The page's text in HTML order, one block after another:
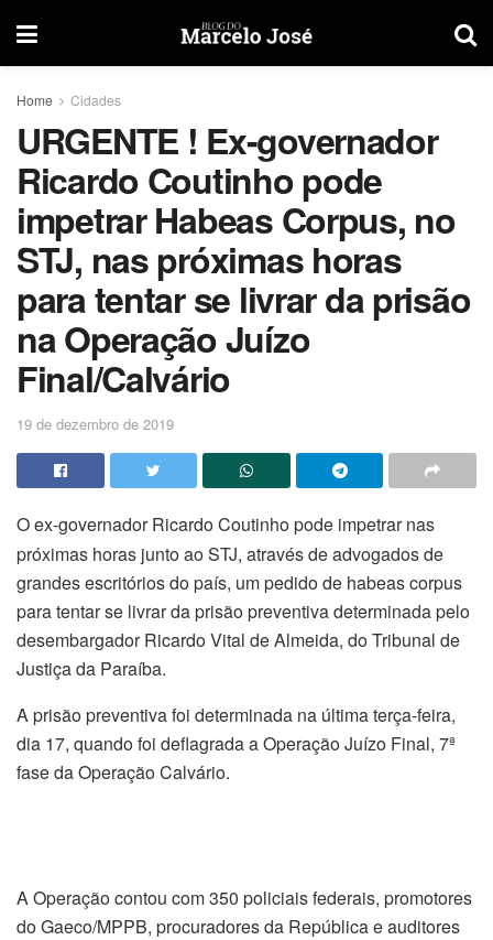
Home Cidades
URGENTE ! Ex-governador
Ricardo Coutinho pode
impetrar Habeas Corpus, no
STJ, nas próximas horas
para tentar se livrar da prisão
na Operação Juízo
Final/Calvário
19 de dezembro de 2019
O ex-governador Ricardo Coutinho pode impetrar nas
próximas horas junto ao STJ, através de advogados de
grandes escritórios do país, um pedido de habeas corpus
para tentar se livrar da prisão preventiva determinada pelo
desembargador Ricardo Vital de Almeida, do Tribunal de
Justiça da Paraíba.
A prisão preventiva foi determinada na última terça-feira,
dia 17, quando foi deflagrada a Operação Juízo Final, 7ª
fase da Operação Calvário.
A Operação contou com 350 policiais federais, promotores
do Gaeco/MPPB, procuradores da República e auditores